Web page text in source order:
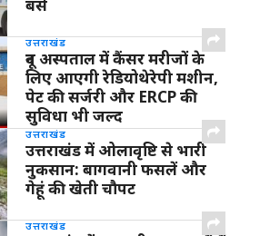
बसें
उत्तराखंड
दून अस्पताल में कैंसर मरीजों के
लिए आएगी रेडियोथेरेपी मशीन,
पेट की सर्जरी और ERCP की
सुविधा भी जल्द
उत्तराखंड
उत्तराखंड में ओलावृष्टि से भारी
नुकसान: बागवानी फसलें और
गेहूं की खेती चौपट
उत्तराखंड